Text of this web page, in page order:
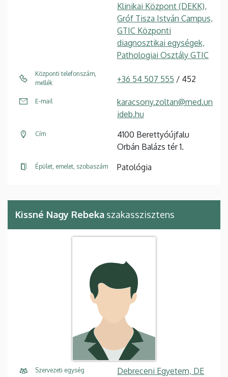
Klinikai Központ (DEKK),
Gróf Tisza István Campus,
GTIC Központi
diagnosztikai egységek,
Pathologiai Osztály GTIC
Központi telefonszám,
mellék
+36 54 507 555 / 452
E-mail
karacsony.zoltan@med.un
ideb.hu
Cím
4100 Berettyóújfalu
Orbán Balázs tér 1.
Épület, emelet, szobaszám Patológia
Kissné Nagy Rebeka szakasszisztens
Szervezeti egység
Debreceni Egyetem, DE